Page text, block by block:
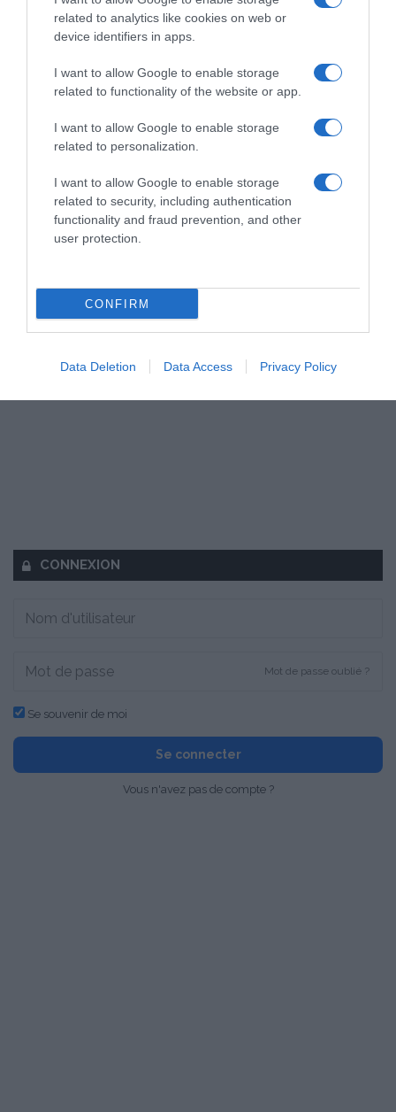
related to analytics like cookies on web or
device identifiers in apps.
I want to allow Google to enable storage
related to functionality of the website or app.
I want to allow Google to enable storage
related to personalization.
I want to allow Google to enable storage
related to security, including authentication
functionality and fraud prevention, and other
user protection.
CONFIRM
Data Deletion Data Access Privacy Policy
dim lun mar mer
39
jeu
CONNEXION
Mot de passe oublié ?
Se souvenir de moi
Se connecter
Vous n'avez pas de compte ?